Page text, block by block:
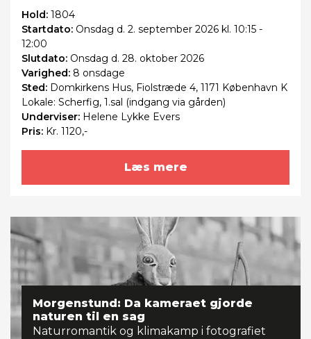
Hold: 1804
Startdato: Onsdag d. 2. september 2026 kl. 10:15 -
12:00
Slutdato: Onsdag d. 28. oktober 2026
Varighed: 8 onsdage
Sted: Domkirkens Hus, Fiolstræde 4, 1171 København K
Lokale: Scherfig, 1.sal (indgang via gården)
Underviser: Helene Lykke Evers
Pris: Kr. 1120,-
Læs mere
Morgenstund: Da kameraet gjorde
naturen til en sag
Naturromantik og klimakamp i fotografiet